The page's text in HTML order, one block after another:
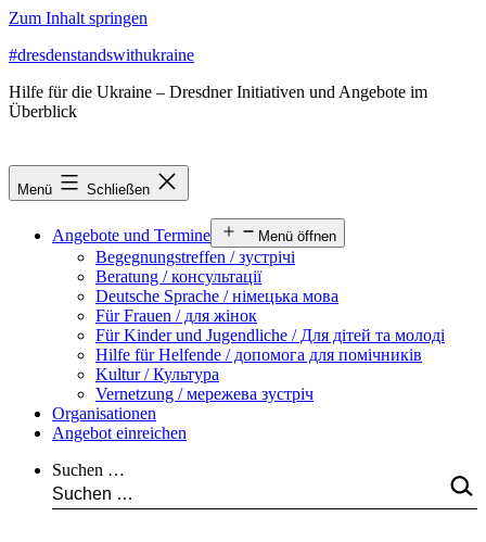
Zum Inhalt springen
#dresdenstandswithukraine
Hilfe für die Ukraine – Dresdner Initiativen und Angebote im
Überblick
Menü Schließen
Angebote und Termine Menü öffnen
Begegnungstreffen / зустрічі
Beratung / консультації
Deutsche Sprache / німецька мова
Für Frauen / для жінок
Für Kinder und Jugendliche / Для дітей та молоді
Hilfe für Helfende / допомога для помічників
Kultur / Культура
Vernetzung / мережева зустріч
Organisationen
Angebot einreichen
Suchen …